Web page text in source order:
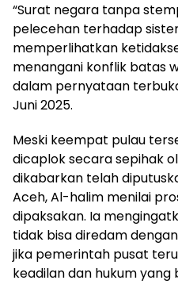
“Surat negara tanpa
pelecehan terhadap
memperlihatkan
menangani konflik batas
dalam pernyataan
Juni 2025.
Meski keempat pulau
dicaplok secara sepihak
dikabarkan telah
Aceh, Al-halim menilai
dipaksakan. Ia
tidak bisa diredam
jika pemerintah pusat
keadilan dan hukum yang